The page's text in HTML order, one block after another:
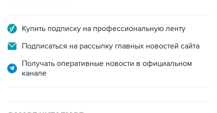
Купить подписку на профессиональную ленту
Подписаться на рассылку главных новостей сайта
Получать оперативные новости в официальном
канале